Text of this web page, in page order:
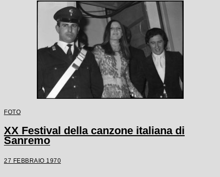
FOTO
XX Festival della canzone italiana di
Sanremo
27 FEBBRAIO 1970